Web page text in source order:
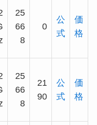
25
66
8
0
公
式
価
格
25
66
8
21
90
公
式
価
格